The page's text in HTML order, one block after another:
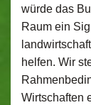
würde das
Raum ein
helfen. Wir
Wirtschaften